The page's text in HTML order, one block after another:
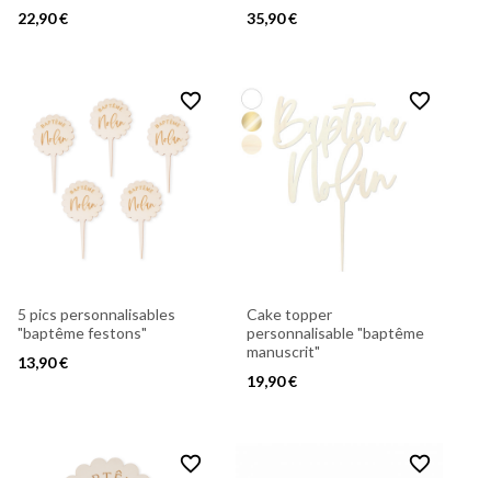
22,90 €
35,90 €
favorite_border
5 pics personnalisables
"baptême festons"
13,90 €
favorite_border
Cake topper
personnalisable "baptême
manuscrit"
19,90 €
favorite_border favorite_border